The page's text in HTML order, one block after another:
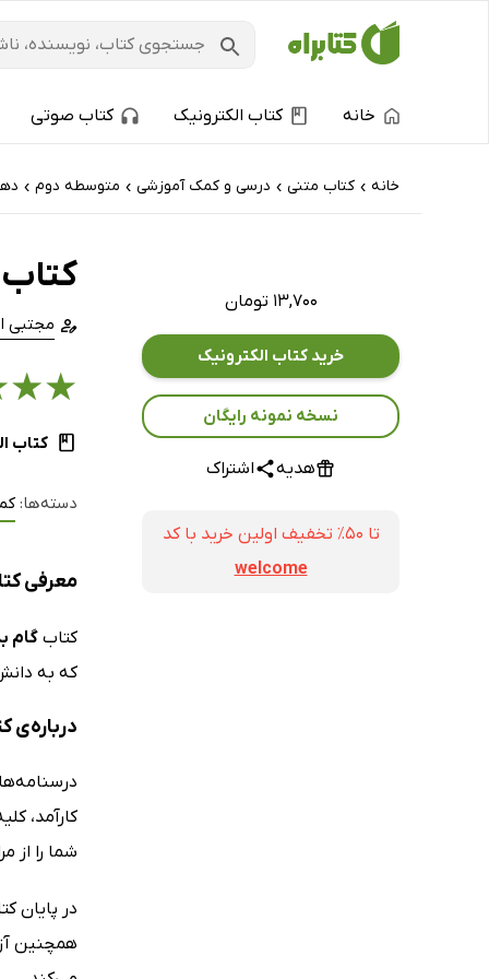
خانه کتاب الکترونیک کتاب صوتی
خانه › کتاب‌ متنی › درسی و کمک آموزشی › متوسطه دوم ›
۱۳,۷۰۰ تومان
خرید کتاب الکترونیک
نسخه نمونه رایگان
هدیه اشتراک
تا ۵۰٪ تخفیف اولین خرید با کد
welcome
مجتبی
★
★
کتاب
دسته‌ها:
معرفی
کتاب گام
که به
درباره‌ی
کارآمد،
شما را از
در پایان
همچنین